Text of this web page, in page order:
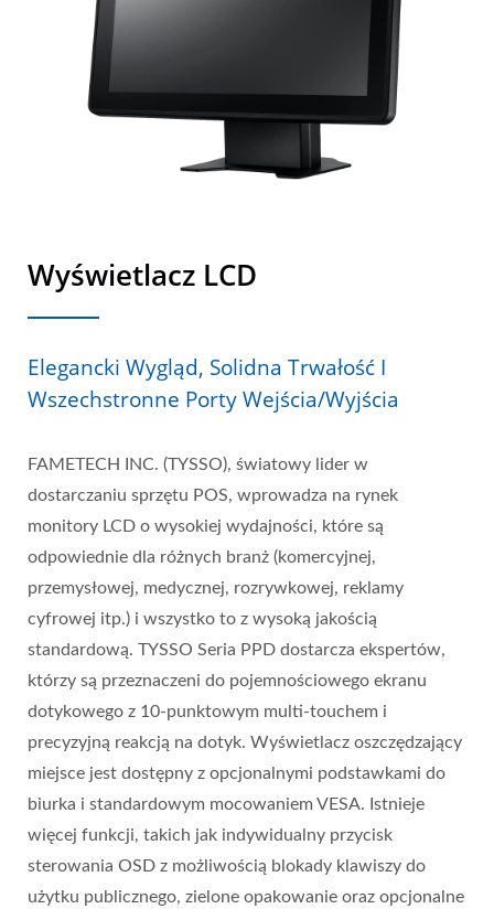
Wyświetlacz LCD
Elegancki Wygląd, Solidna Trwałość I
Wszechstronne Porty Wejścia/wyjścia
FAMETECH INC. (TYSSO), światowy lider w
dostarczaniu sprzętu POS, wprowadza na rynek
monitory LCD o wysokiej wydajności, które są
odpowiednie dla różnych branż (komercyjnej,
przemysłowej, medycznej, rozrywkowej, reklamy
cyfrowej itp.) i wszystko to z wysoką jakością
standardową. TYSSO Seria PPD dostarcza ekspertów,
którzy są przeznaczeni do pojemnościowego ekranu
dotykowego z 10-punktowym multi-touchem i
precyzyjną reakcją na dotyk. Wyświetlacz oszczędzający
miejsce jest dostępny z opcjonalnymi podstawkami do
biurka i standardowym mocowaniem VESA. Istnieje
więcej funkcji, takich jak indywidualny przycisk
sterowania OSD z możliwością blokady klawiszy do
użytku publicznego, zielone opakowanie oraz opcjonalne